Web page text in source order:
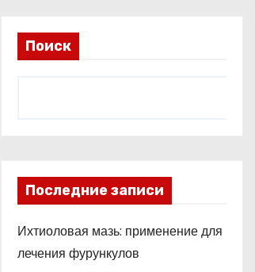
Поиск
Последние записи
Ихтиоловая мазь: применение для
лечения фурункулов